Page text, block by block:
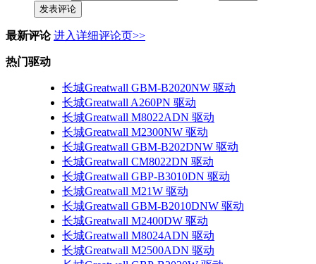
发表评论
最新评论 进入详细评论页>>
热门驱动
长城Greatwall GBM-B2020NW 驱动
长城Greatwall A260PN 驱动
长城Greatwall M8022ADN 驱动
长城Greatwall M2300NW 驱动
长城Greatwall GBM-B202DNW 驱动
长城Greatwall CM8022DN 驱动
长城Greatwall GBP-B3010DN 驱动
长城Greatwall M21W 驱动
长城Greatwall GBM-B2010DNW 驱动
长城Greatwall M2400DW 驱动
长城Greatwall M8024ADN 驱动
长城Greatwall M2500ADN 驱动